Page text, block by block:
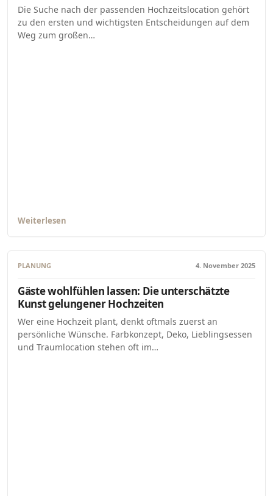
Die Suche nach der passenden Hochzeitslocation gehört
zu den ersten und wichtigsten Entscheidungen auf dem
Weg zum großen…
Weiterlesen
PLANUNG 4. November 2025
Gäste wohlfühlen lassen: Die unterschätzte
Kunst gelungener Hochzeiten
Wer eine Hochzeit plant, denkt oftmals zuerst an
persönliche Wünsche. Farbkonzept, Deko, Lieblingsessen
und Traumlocation stehen oft im…